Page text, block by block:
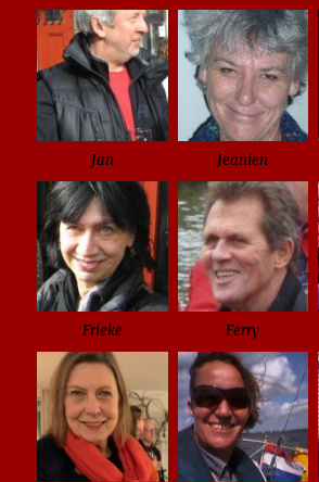
Jan Jeanien
Frieke Ferry